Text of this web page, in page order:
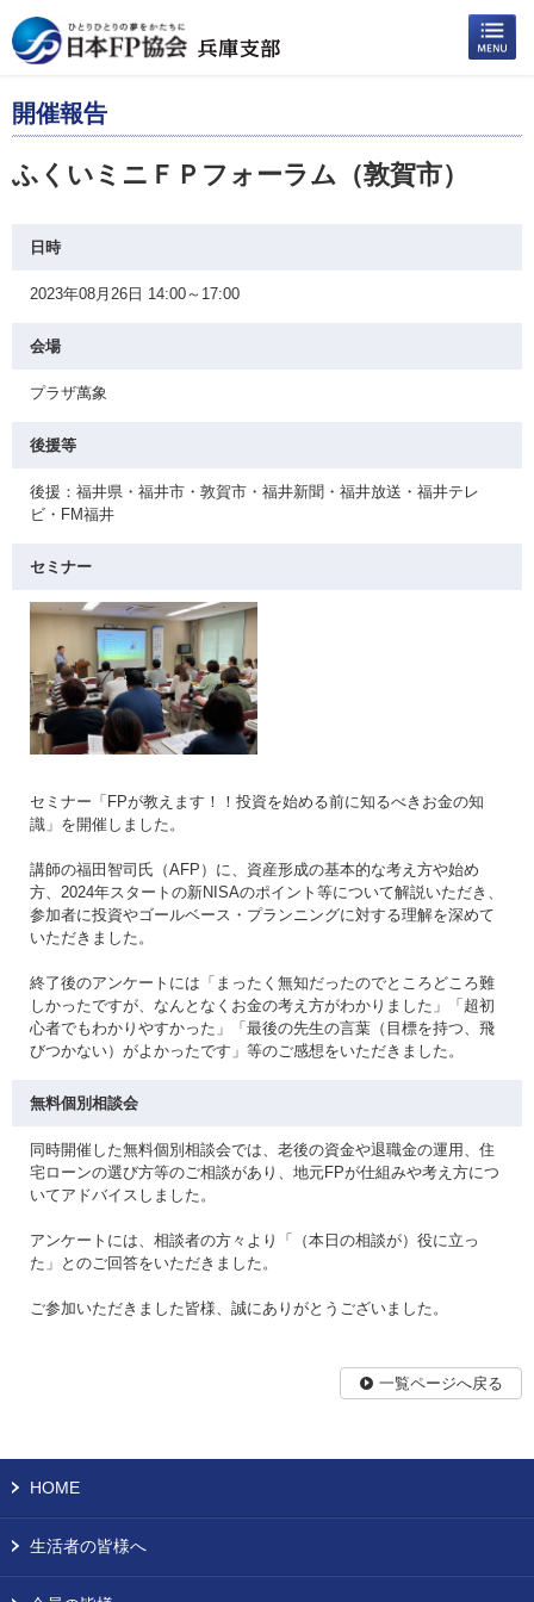
開催報告
ふくいミニＦＰフォーラム（敦賀市）
日時
2023年08月26日 14:00～17:00
会場
プラザ萬象
後援等
後援：福井県・福井市・敦賀市・福井新聞・福井放送・福井テレ
ビ・FM福井
セミナー
セミナー「FPが教えます！！投資を始める前に知るべきお金の知
識」を開催しました。
講師の福田智司氏（AFP）に、資産形成の基本的な考え方や始め
方、2024年スタートの新NISAのポイント等について解説いただき、
参加者に投資やゴールベース・プランニングに対する理解を深めて
いただきました。
終了後のアンケートには「まったく無知だったのでところどころ難
しかったですが、なんとなくお金の考え方がわかりました」「超初
心者でもわかりやすかった」「最後の先生の言葉（目標を持つ、飛
びつかない）がよかったです」等のご感想をいただきました。
無料個別相談会
同時開催した無料個別相談会では、老後の資金や退職金の運用、住
宅ローンの選び方等のご相談があり、地元FPが仕組みや考え方につ
いてアドバイスしました。
アンケートには、相談者の方々より「（本日の相談が）役に立っ
た」とのご回答をいただきました。
ご参加いただきました皆様、誠にありがとうございました。
一覧ページへ戻る
HOME
生活者の皆様へ